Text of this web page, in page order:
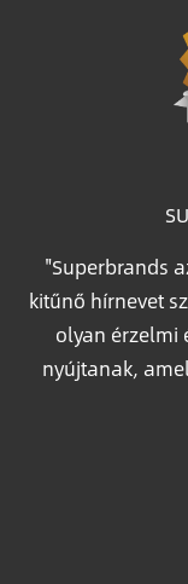
"Superbrands
kitűnő hírnevet
olyan érzelmi
nyújtanak,